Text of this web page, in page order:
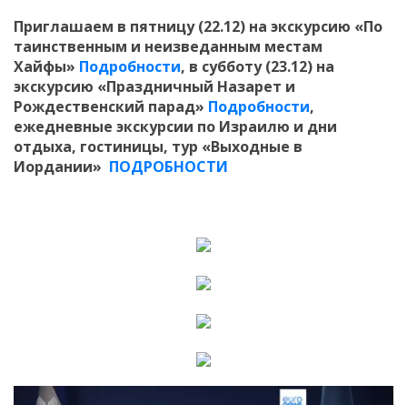
Приглашаем в пятницу (22.12) на экскурсию «По
таинственным и неизведанным местам
Хайфы» Подробности, в субботу (23.12) на
экскурсию «Праздничный Назарет и
Рождественский парад» Подробности,
ежедневные экскурсии по Израилю и дни
отдыха, гостиницы, тур «Выходные в
Иордании» ПОДРОБНОСТИ